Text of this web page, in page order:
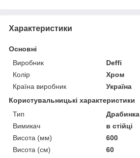
Характеристики
Основні
Виробник
Deffi
Колір
Хром
Країна виробник
Україна
Користувальницькі характеристики
Тип
Драбинка
Вимикач
в стійці
Висота (мм)
600
Висота (см)
60